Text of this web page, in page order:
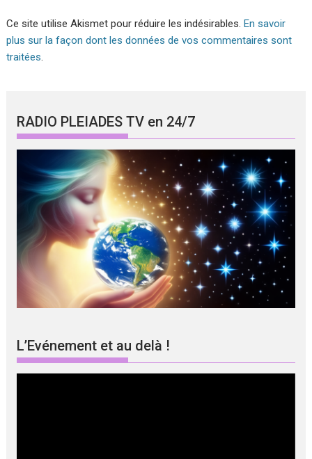
Ce site utilise Akismet pour réduire les indésirables. En savoir
plus sur la façon dont les données de vos commentaires sont
traitées.
RADIO PLEIADES TV en 24/7
L’Evénement et au delà !